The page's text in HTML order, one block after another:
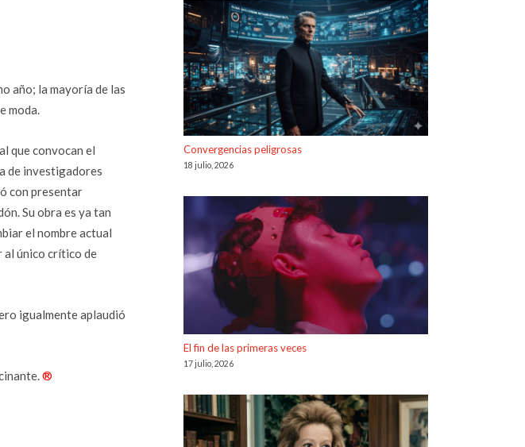
año; la mayoría de las
moda.
que convocan el
de investigadores
con presentar
Su obra es ya tan
el nombre actual
al único crítico de
igualmente aplaudió
®
Convergencias peligrosas
18 julio, 2026
El fin de las primeras veces
17 julio, 2026